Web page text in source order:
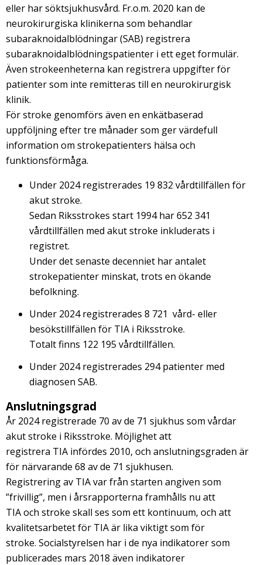
eller har söktsjukhusvård. Fr.o.m. 2020 kan de
neurokirurgiska klinikerna som behandlar
subaraknoidalblödningar (SAB) registrera
subaraknoidalblödningspatienter i ett eget formulär.
Även strokeenheterna kan registrera uppgifter för
patienter som inte remitteras till en neurokirurgisk
klinik.
För stroke genomförs även en enkätbaserad
uppföljning efter tre månader som ger värdefull
information om strokepatienters hälsa och
funktionsförmåga.
Under 2024 registrerades 19 832 vårdtillfällen för
akut stroke.
Sedan Riksstrokes start 1994 har 652 341
vårdtillfällen med akut stroke inkluderats i
registret.
Under det senaste decenniet har antalet
strokepatienter minskat, trots en ökande
befolkning.
Under 2024 registrerades 8 721 vård- eller
besökstillfällen för TIA i Riksstroke.
Totalt finns 122 195 vårdtillfällen.
Under 2024 registrerades 294 patienter med
diagnosen SAB.
Anslutningsgrad
År 2024 registrerade 70 av de 71 sjukhus som vårdar
akut stroke i Riksstroke. Möjlighet att
registrera TIA infördes 2010, och anslutningsgraden är
för närvarande 68 av de 71 sjukhusen.
Registrering av TIA var från starten angiven som
”frivillig”, men i årsrapporterna framhålls nu att
TIA och stroke skall ses som ett kontinuum, och att
kvalitetsarbetet för TIA är lika viktigt som för
stroke. Socialstyrelsen har i de nya indikatorer som
publicerades mars 2018 även indikatorer